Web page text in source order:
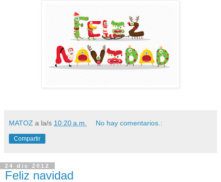
MATOZ a la/s 10:20 a.m. No hay comentarios.:
Compartir
24 dic 2012
Feliz navidad